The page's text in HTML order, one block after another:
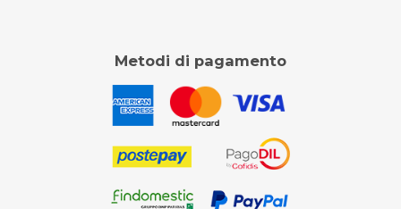
Metodi di pagamento